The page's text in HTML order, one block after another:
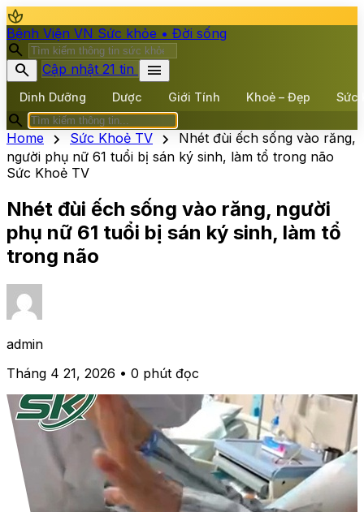
spa
Bệnh Viện VN Sức khỏe • Đời sống
search
search
Cập nhật 21 tin menu
Dinh Dưỡng Dược Giới Tính Khoẻ – Đẹp Sức
search
Home chevron_right Sức Khoẻ TV chevron_right
Nhét đùi ếch sống vào răng,
người phụ nữ 61 tuổi bị sán ký sinh, làm tổ trong não
Sức Khoẻ TV
Nhét đùi ếch sống vào răng, người
phụ nữ 61 tuổi bị sán ký sinh, làm tổ
trong não
admin
Tháng 4 21, 2026 • 0 phút đọc